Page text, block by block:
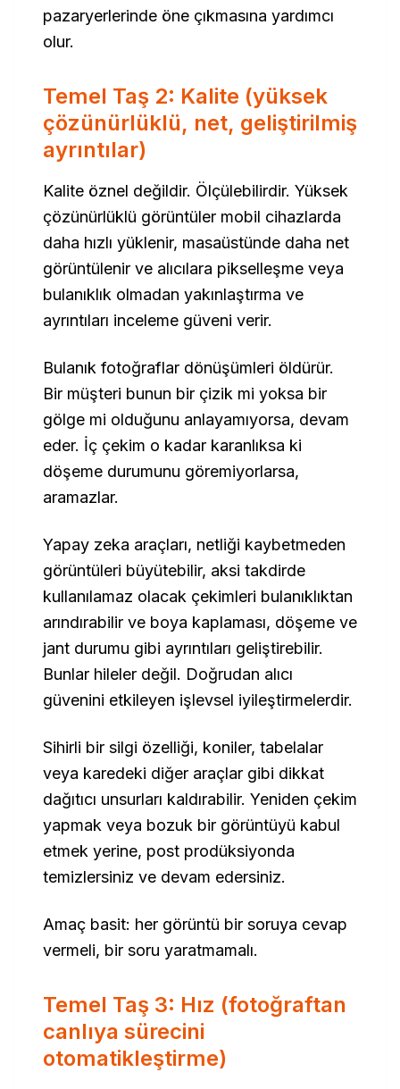
pazaryerlerinde öne çıkmasına yardımcı
olur.
Temel Taş 2: Kalite (yüksek
çözünürlüklü, net, geliştirilmiş
ayrıntılar)
Kalite öznel değildir. Ölçülebilirdir. Yüksek
çözünürlüklü görüntüler mobil cihazlarda
daha hızlı yüklenir, masaüstünde daha net
görüntülenir ve alıcılara pikselleşme veya
bulanıklık olmadan yakınlaştırma ve
ayrıntıları inceleme güveni verir.
Bulanık fotoğraflar dönüşümleri öldürür.
Bir müşteri bunun bir çizik mi yoksa bir
gölge mi olduğunu anlayamıyorsa, devam
eder. İç çekim o kadar karanlıksa ki
döşeme durumunu göremiyorlarsa,
aramazlar.
Yapay zeka araçları, netliği kaybetmeden
görüntüleri büyütebilir, aksi takdirde
kullanılamaz olacak çekimleri bulanıklıktan
arındırabilir ve boya kaplaması, döşeme ve
jant durumu gibi ayrıntıları geliştirebilir.
Bunlar hileler değil. Doğrudan alıcı
güvenini etkileyen işlevsel iyileştirmelerdir.
Sihirli bir silgi özelliği, koniler, tabelalar
veya karedeki diğer araçlar gibi dikkat
dağıtıcı unsurları kaldırabilir. Yeniden çekim
yapmak veya bozuk bir görüntüyü kabul
etmek yerine, post prodüksiyonda
temizlersiniz ve devam edersiniz.
Amaç basit: her görüntü bir soruya cevap
vermeli, bir soru yaratmamalı.
Temel Taş 3: Hız (fotoğraftan
canlıya sürecini
otomatikleştirme)